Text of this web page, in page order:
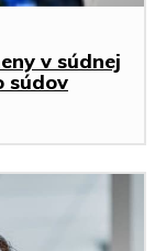
v súdnej
súdov